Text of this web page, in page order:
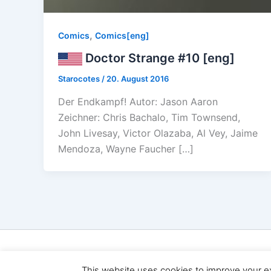
Comics, Comics[eng]
Doctor Strange #10 [eng]
Starocotes/20. August 2016
Der Endkampf! Autor: Jason Aaron
Zeichner: Chris Bachalo, Tim Townsend,
John Livesay, Victor Olazaba, Al Vey, Jaime
Mendoza, Wayne Faucher […]